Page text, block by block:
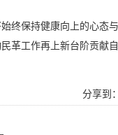
终保持健康向上的心态
革工作再上新台阶贡献自
分享到：